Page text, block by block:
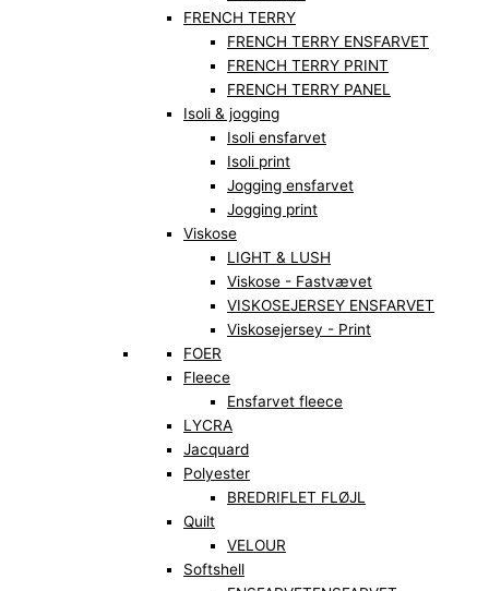
FRENCH TERRY
FRENCH TERRY ENSFARVET
FRENCH TERRY PRINT
FRENCH TERRY PANEL
Isoli & jogging
Isoli ensfarvet
Isoli print
Jogging ensfarvet
Jogging print
Viskose
LIGHT & LUSH
Viskose - Fastvævet
VISKOSEJERSEY ENSFARVET
Viskosejersey - Print
FOER
Fleece
Ensfarvet fleece
LYCRA
Jacquard
Polyester
BREDRIFLET FLØJL
Quilt
VELOUR
Softshell